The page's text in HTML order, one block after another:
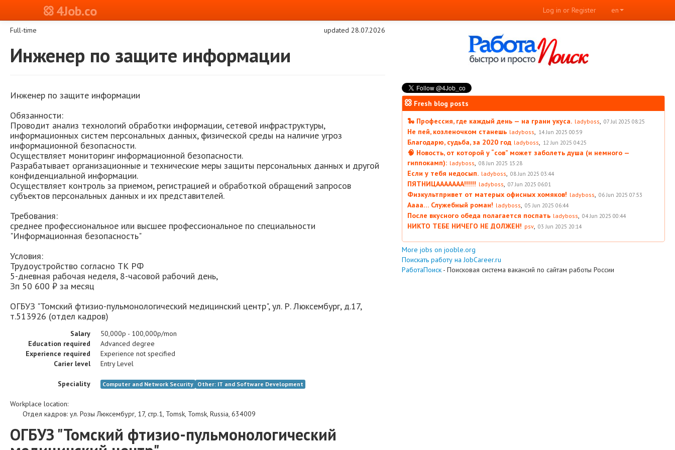
4Job.co en
Log in or Register
Full-time updated 28.07.2026
Инженер по защите информации
Инженер по защите информации
Обязанности:
Проводит анализ технологий обработки информации, сетевой инфраструктуры,
информационных систем персональных данных, физической среды на наличие угроз
информационной безопасности.
Осуществляет мониторинг информационной безопасности.
Разрабатывает организационные и технические меры защиты персональных данных и другой
конфиденциальной информации.
Осуществляет контроль за приемом, регистрацией и обработкой обращений запросов
субъектов персональных данных и их представителей.
Требования:
среднее профессиональное или высшее профессиональное по специальности
"Информационная безопасность"
Условия:
Трудоустройство согласно ТК РФ
5-дневная рабочая неделя, 8-часовой рабочий день,
Зп 50 600 ₽ за месяц
ОГБУЗ "Томский фтизио-пульмонологический медицинский центр", ул. Р. Люксембург, д.17,
т.513926 (отдел кадров)
Salary
50,000р - 100,000р/mon
Education required
Advanced degree
Experience required
Experience not specified
Carier level
Entry Level
Speciality Computer and Network Security Other: IT and Software Development
Workplace location:
Отдел кадров: ул. Розы Люксембург, 17, стр.1, Tomsk, Tomsk, Russia, 634009
ОГБУЗ "Томский фтизио-пульмонологический
Fresh blog posts
🐍 Профессия, где каждый день — на грани укуса. ladyboss, 07 Jul 2025 08:25
Не пей, козленочком станешь ladyboss, 14 Jun 2025 00:59
Благодарю, судьба, за 2020 год ladyboss, 12 Jun 2025 04:25
🧠 Новость, от которой у “сов” может заболеть душа (и немного —
гиппокамп): ladyboss, 08 Jun 2025 15:28
Если у тебя недосып. ladyboss, 08 Jun 2025 03:44
ПЯТНИЦААААААА!!!!!! ladyboss, 07 Jun 2025 06:01
Физкультпривет от матерых офисных хомяков! ladyboss, 06 Jun 2025 07:53
Аааа… Служебный роман! ladyboss, 05 Jun 2025 06:44
После вкусного обеда полагается поспать ladyboss, 04 Jun 2025 00:44
НИКТО ТЕБЕ НИЧЕГО НЕ ДОЛЖЕН! psv, 03 Jun 2025 20:14
More jobs on jooble.org
Поискать работу на JobCareer.ru
РаботаПоиск - Поисковая система вакансий по сайтам работы России